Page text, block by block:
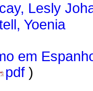
Lesly
Yoenia
em
pdf )